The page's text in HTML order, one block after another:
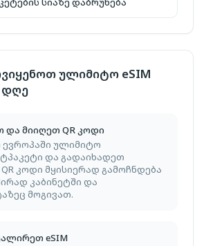
ულიმიტო eSIM
დღე
და მიიღეთ QR კოდი
ევროპაში ულიმიტო
და გადაიხადეთ
კოდი მყისიერად გამოჩნდება
კაბინეტში და
მოგივათ.
eSIM